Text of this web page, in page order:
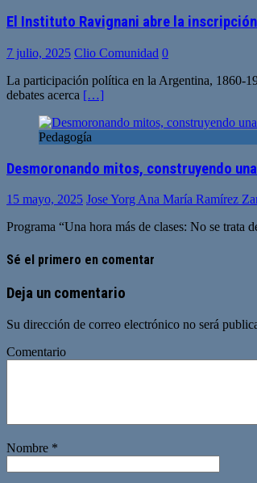
El Instituto Ravignani abre la
7 julio, 2025 Clio Comunidad 0
La participación política en la Argentina, 1860-
debates acerca […]
Pedagogía
Desmoronando mitos, construyendo
15 mayo, 2025 Jose Yorg Ana María Ramírez
Programa “Una hora más de clases: No se trata
Sé el primero en comentar
Deja un comentario
Su dirección de correo electrónico no será
Comentario
Nombre *